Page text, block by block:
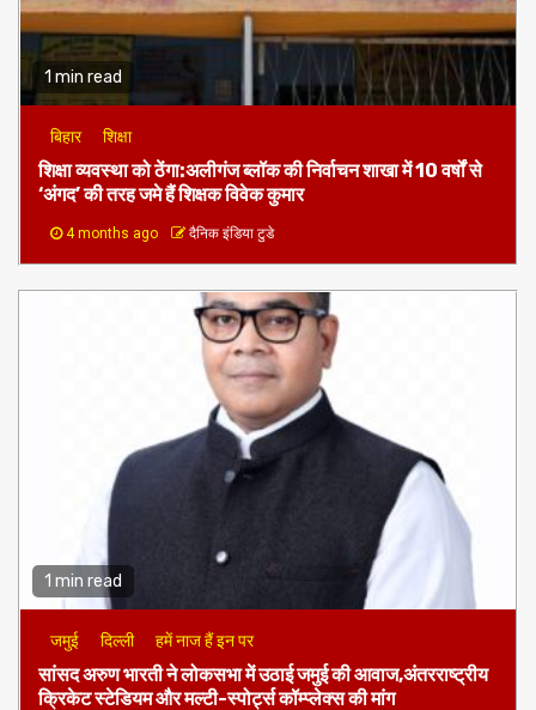
1 min read
बिहार शिक्षा
शिक्षा व्यवस्था को ठेंगा:अलीगंज ब्लॉक की निर्वाचन शाखा में 10 वर्षों से
4 months ago दैनिक इंडिया टुडे
1 min read
जमुई दिल्ली हमें नाज हैं इन पर